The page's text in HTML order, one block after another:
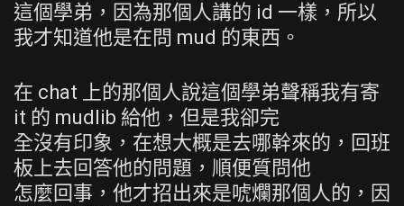
這個學弟，因為那個人講的 id 一樣，所以
我才知道他是在問 mud 的東西。
在 chat 上的那個人說這個學弟聲稱我有寄
it 的 mudlib 給他，但是我卻完
全沒有印象，在想大概是去哪幹來的，回班
板上去回答他的問題，順便質問他
怎麼回事，他才招出來是唬爛那個人的，因